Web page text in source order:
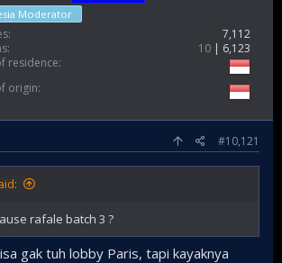
Moderator
7,112
10
6,123
residence
origin
#10,121
rafale batch 3 ?
gak tuh lobby Paris, tapi kayaknya